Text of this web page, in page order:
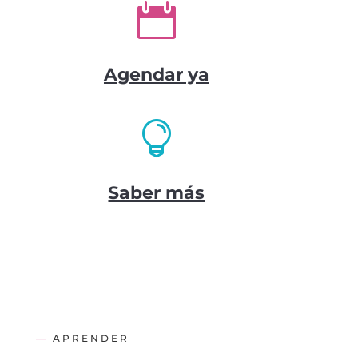

Agendar ya

Saber más
— APRENDER